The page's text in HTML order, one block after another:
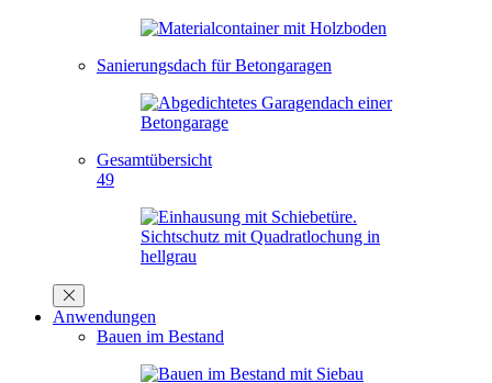
Sanierungsdach für Betongaragen
Gesamtübersicht
49
Anwendungen
Bauen im Bestand